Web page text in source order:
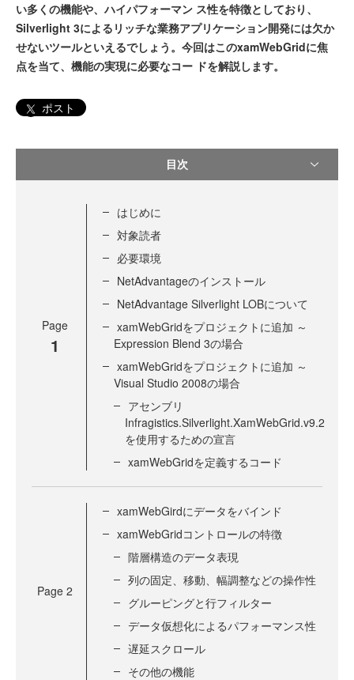
い多くの機能や、ハイパフォーマン ス性を特徴としており、
Silverlight 3によるリッチな業務アプリケーション開発には欠か
せないツールといえるでしょう。今回はこのxamWebGridに焦
点を当て、機能の実現に必要なコー ドを解説します。
ポスト
目次
Page
1
はじめに
対象読者
必要環境
NetAdvantageのインストール
NetAdvantage Silverlight LOBについて
xamWebGridをプロジェクトに追加 ～
Expression Blend 3の場合
xamWebGridをプロジェクトに追加 ～
Visual Studio 2008の場合
アセンブリ
Infragistics.Silverlight.XamWebGrid.v9.2
を使用するための宣言
xamWebGridを定義するコード
Page 2
xamWebGirdにデータをバインド
xamWebGridコントロールの特徴
階層構造のデータ表現
列の固定、移動、幅調整などの操作性
グルーピングと行フィルター
データ仮想化によるパフォーマンス性
遅延スクロール
その他の機能